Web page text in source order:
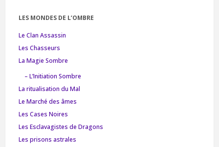
LES MONDES DE L’OMBRE
Le Clan Assassin
Les Chasseurs
La Magie Sombre
– L’Initiation Sombre
La ritualisation du Mal
Le Marché des âmes
Les Cases Noires
Les Esclavagistes de Dragons
Les prisons astrales